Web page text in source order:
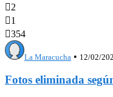
2
1
354
La Maracucha • 12/02/
Fotos eliminada